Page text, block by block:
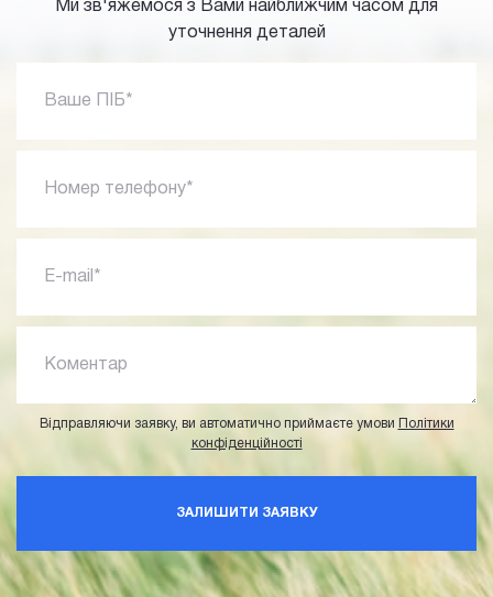
Ми зв'яжемося з Вами найближчим часом для
уточнення деталей
Ваше ПІБ*
Номер телефону*
E-mail*
Коментар
Відправляючи заявку, ви автоматично приймаєте умови
Політики
конфіденційності
ЗАЛИШИТИ ЗАЯВКУ